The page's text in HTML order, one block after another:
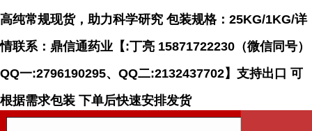
高纯常规现货，助力科学研究 包装规格：25KG/1KG/详
情联系：鼎信通药业【:丁亮 15871722230（微信同号）
QQ一:2796190295、QQ二:2132437702】支持出口 可
根据需求包装 下单后快速安排发货